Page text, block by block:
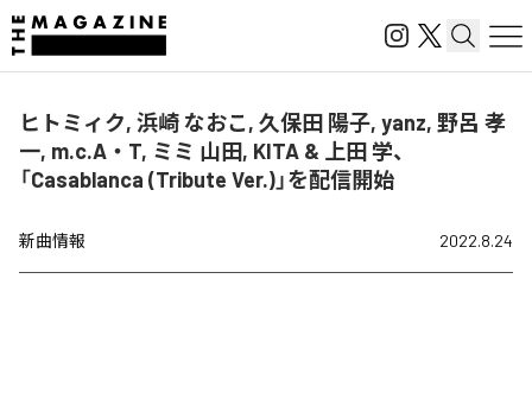
ヒトミィク, 浜崎 なおこ, 久保田 陽子, yanz, 野呂 孝
一, m.c.A・T, ミミ 山田, KITA & 上田 学、
「Casablanca (Tribute Ver.)」を配信開始
新曲情報 2022.8.24